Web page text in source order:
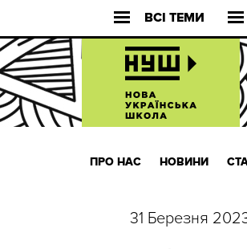
ВСІ ТЕМИ
ПРО НАС НОВИНИ
31 Березня